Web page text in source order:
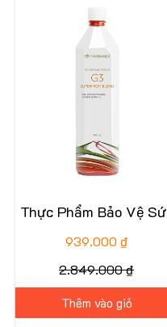
Thực Phẩm Bảo Vệ
Khỏe: G3
939.000 ₫
2.849.000 ₫
Thêm vào giỏ